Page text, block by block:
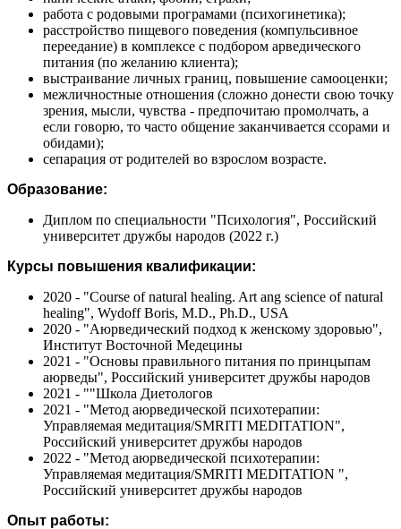
работа с родовыми програмами (психогинетика);
расстройство пищевого поведения (компульсивное
переедание) в комплексе с подбором арведического
питания (по желанию клиента);
выстраивание личных границ, повышение самооценки;
межличностные отношения (сложно донести свою точку
зрения, мысли, чувства - предпочитаю промолчать, а
если говорю, то часто общение заканчивается ссорами и
обидами);
сепарация от родителей во взрослом возрасте.
Образование:
Диплом по специальности "Психология", Российский
университет дружбы народов (2022 г.)
Курсы повышения квалификации:
2020 - "Course of natural healing. Art ang science of natural
healing", Wydoff Boris, M.D., Ph.D., USA
2020 - "Аюрведический подход к женскому здоровью",
Институт Восточной Медецины
2021 - "Основы правильного питания по принцыпам
аюрведы", Российский университет дружбы народов
2021 - ""Школа Диетологов
2021 - "Метод аюрведической психотерапии:
Управляемая медитация/SMRITI MEDITATION",
Российский университет дружбы народов
2022 - "Метод аюрведической психотерапии:
Управляемая медитация/SMRITI MEDITATION ",
Российский университет дружбы народов
Опыт работы: